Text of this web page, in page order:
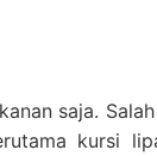
saja.
kursi